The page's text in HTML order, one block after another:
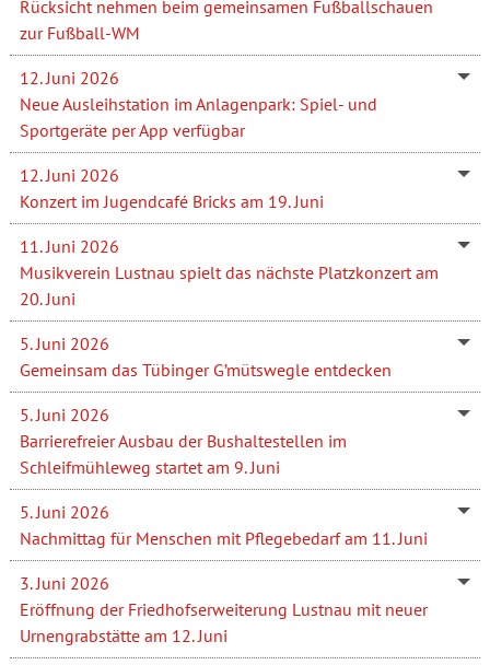
Rücksicht nehmen beim gemeinsamen Fußballschauen
zur Fußball-WM
12. Juni 2026
Neue Ausleihstation im Anlagenpark: Spiel- und
Sportgeräte per App verfügbar
12. Juni 2026
Konzert im Jugendcafé Bricks am 19. Juni
11. Juni 2026
Musikverein Lustnau spielt das nächste Platzkonzert am
20. Juni
5. Juni 2026
Gemeinsam das Tübinger G’mütswegle entdecken
5. Juni 2026
Barrierefreier Ausbau der Bushaltestellen im
Schleifmühleweg startet am 9. Juni
5. Juni 2026
Nachmittag für Menschen mit Pflegebedarf am 11. Juni
3. Juni 2026
Eröffnung der Friedhofserweiterung Lustnau mit neuer
Urnengrabstätte am 12. Juni